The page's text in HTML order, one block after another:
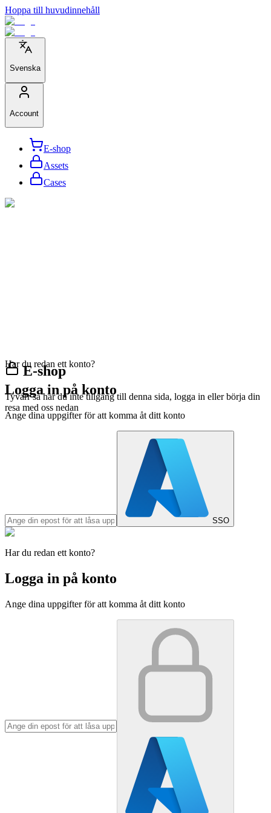
Hoppa till huvudinnehåll
Svenska
Account
E-shop
Assets
Cases
E-shop
Tyvärr så har du inte tillgång till denna sida, logga in eller börja din
resa med oss nedan
Har du redan ett konto?
Logga in på konto
Ange dina uppgifter för att komma åt ditt konto
SSO
Har du redan ett konto?
Logga in på konto
Ange dina uppgifter för att komma åt ditt konto